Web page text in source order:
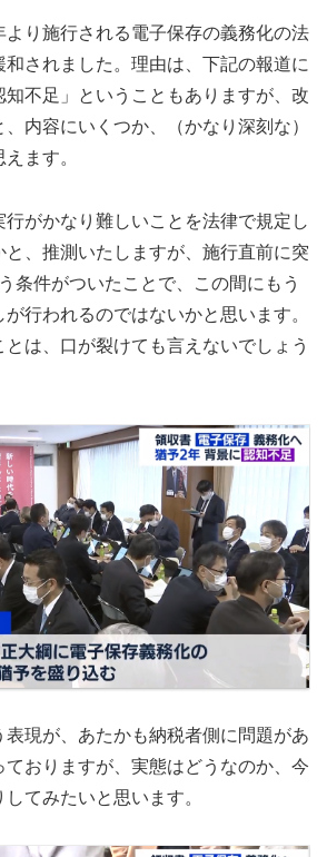
より施行される電子保存の義務化の法
されました。理由は、下記の報道に
知不足」ということもありますが、改
内容にいくつか、（かなり深刻な）
ます。
がかなり難しいことを法律で規定し
と、推測いたしますが、施行直前に突
条件がついたことで、この間にもう
行われるのではないかと思います。
とは、口が裂けても言えないでしょう
表現が、あたかも納税者側に問題があ
ておりますが、実態はどうなのか、今
てみたいと思います。